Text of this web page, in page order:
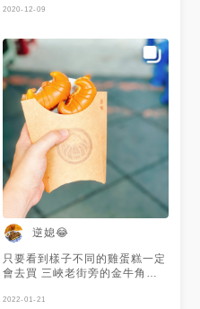
是Ｑ彈的湯圓皮 接著熱騰騰爆
爆發 在嘴裡蔓延開來的餡料香
與富有層次的口感 老闆！再給
我一百顆都沒問題🥺 絕對要來
把老闆所有研發的口味都嚐過一
輪！ ________________ 🏠
新北市三峽區長福街2號正對面
🕒 11:00–20:00(三到一) ❌ 公
休：週二 🔗 google 評論：4.7
⭐ / 49則評論 #台湾 #台湾グル
メ #グルメ #台湾行きたい #台
湾観光 #台湾旅行 #台湾大好
き #台北美
食 #taiwan #taiwanfood #foodie #
台灣美食 #台北美食 #宜蘭美食
#caby吃美食 #三峽美食 #甜點
#新北美食 #雞蛋糕 #真本家 #
ベビーカステラ #桂冠湯圓 #湯
圓 #ケーキ #団子 #ごまペース
ト #とんかつ
酥內軟裡面又紮實，而且又超級
次吃沒到五分鐘就嗑光，而且份
量也不小🥺如果開在我家旁邊我
一定會胖死！ 每一口味有五
個，價格50～60元大推，闆娘
超可愛～ Ps因為雨天沒有拍到
好照片用一下店家拍的圖
2020-12-09
逆媳😂
只要看到樣子不同的雞蛋糕一定
會去買 三峽老街旁的金牛角雞
單
2022-01-21